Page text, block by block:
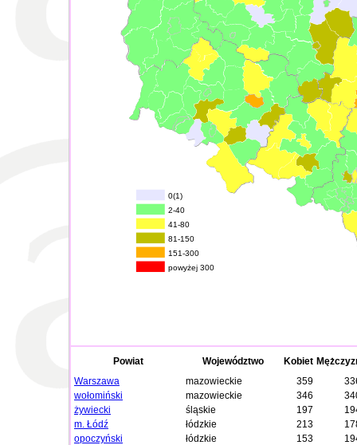
0(1)
2-40
41-80
81-150
151-300
powyżej 300
Powiat Województwo Kobiet
Warszawa
mazowieckie 359
wołomiński
mazowieckie 346
żywiecki
śląskie 197
m. Łódź
łódzkie 213
opoczyński
łódzkie 153